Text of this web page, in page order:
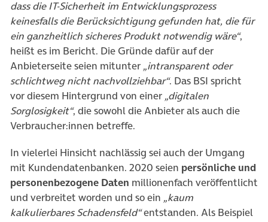
dass die IT-Sicherheit im Entwicklungsprozess
keinesfalls die Berücksichtigung gefunden hat, die für
ein ganzheitlich sicheres Produkt notwendig wäre“,
heißt es im Bericht. Die Gründe dafür auf der
Anbieterseite seien mitunter „intransparent oder
schlichtweg nicht nachvollziehbar“. Das BSI spricht
vor diesem Hintergrund von einer „digitalen
Sorglosigkeit“, die sowohl die Anbieter als auch die
Verbraucher:innen betreffe.
In vielerlei Hinsicht nachlässig sei auch der Umgang
mit Kundendatenbanken. 2020 seien persönliche und
personenbezogene Daten millionenfach veröffentlicht
und verbreitet worden und so ein „kaum
kalkulierbares Schadensfeld“entstanden. Als Beispiel